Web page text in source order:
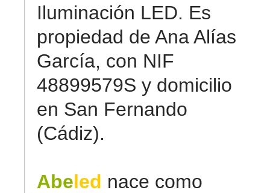
Iluminación LED. Es
propiedad de Ana Alías
García, con NIF
48899579S y domicilio
en San Fernando
(Cádiz).
Abeled nace como